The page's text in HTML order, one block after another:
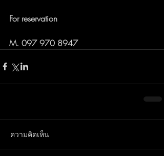
For reservation
M. 097 970 8947
ความคิดเห็น